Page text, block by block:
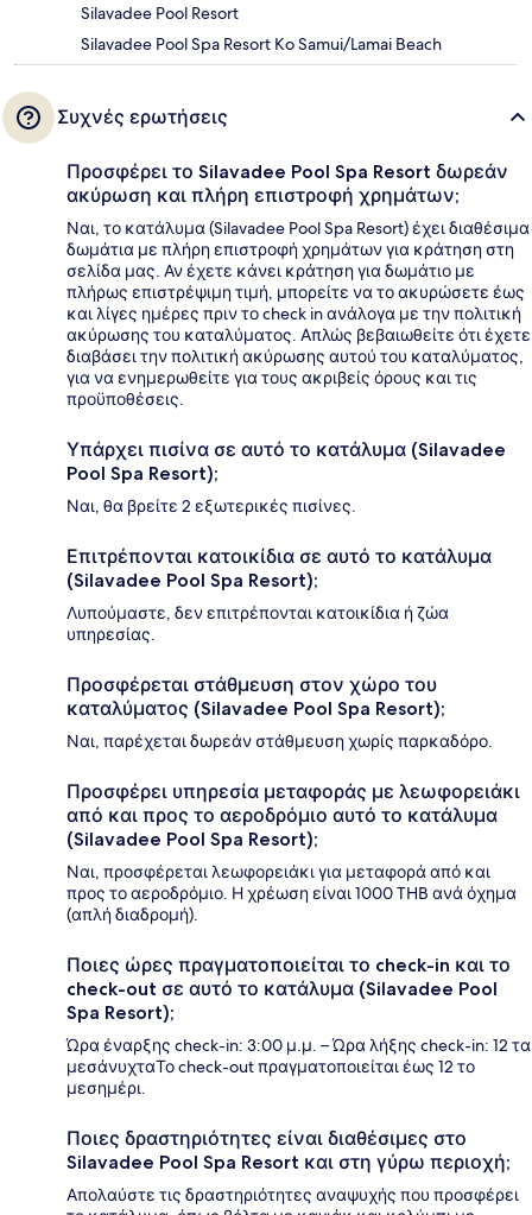
Silavadee Pool Resort
Silavadee Pool Spa Resort Ko Samui/Lamai Beach
Συχνές ερωτήσεις
Προσφέρει το Silavadee Pool Spa Resort δωρεάν
ακύρωση και πλήρη επιστροφή χρημάτων;
Ναι, το κατάλυμα (Silavadee Pool Spa Resort) έχει διαθέσιμα
δωμάτια με πλήρη επιστροφή χρημάτων για κράτηση στη
σελίδα μας. Αν έχετε κάνει κράτηση για δωμάτιο με
πλήρως επιστρέψιμη τιμή, μπορείτε να το ακυρώσετε έως
και λίγες ημέρες πριν το check in ανάλογα με την πολιτική
ακύρωσης του καταλύματος. Απλώς βεβαιωθείτε ότι έχετε
διαβάσει την πολιτική ακύρωσης αυτού του καταλύματος,
για να ενημερωθείτε για τους ακριβείς όρους και τις
προϋποθέσεις.
Υπάρχει πισίνα σε αυτό το κατάλυμα (Silavadee
Pool Spa Resort);
Ναι, θα βρείτε 2 εξωτερικές πισίνες.
Επιτρέπονται κατοικίδια σε αυτό το κατάλυμα
(Silavadee Pool Spa Resort);
Λυπούμαστε, δεν επιτρέπονται κατοικίδια ή ζώα
υπηρεσίας.
Προσφέρεται στάθμευση στον χώρο του
καταλύματος (Silavadee Pool Spa Resort);
Ναι, παρέχεται δωρεάν στάθμευση χωρίς παρκαδόρο.
Προσφέρει υπηρεσία μεταφοράς με λεωφορειάκι
από και προς το αεροδρόμιο αυτό το κατάλυμα
(Silavadee Pool Spa Resort);
Ναι, προσφέρεται λεωφορειάκι για μεταφορά από και
προς το αεροδρόμιο. Η χρέωση είναι 1000 THB ανά όχημα
(απλή διαδρομή).
Ποιες ώρες πραγματοποιείται το check-in και το
check-out σε αυτό το κατάλυμα (Silavadee Pool
Spa Resort);
Ώρα έναρξης check-in: 3:00 μ.μ. – Ώρα λήξης check-in: 12 τα
μεσάνυχταΤο check-out πραγματοποιείται έως 12 το
μεσημέρι.
Ποιες δραστηριότητες είναι διαθέσιμες στο
Silavadee Pool Spa Resort και στη γύρω περιοχή;
Απολαύστε τις δραστηριότητες αναψυχής που προσφέρει